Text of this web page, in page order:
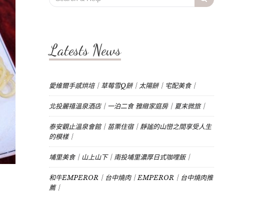
for:
Latests News
愛維爾手感烘培｜草莓雪Q餅｜太陽餅｜宅配美食｜
北投麗禧溫泉酒店｜一泊二食 雅緻家庭房｜夏末微旅｜
泰安觀止溫泉會館｜苗栗住宿｜靜謐的山巒之間享受人生
的模樣｜
埔里美食｜山上山下｜南投埔里濃厚日式咖哩飯｜
和牛EMPEROR｜台中燒肉｜EMPEROR｜台中燒肉推
薦｜